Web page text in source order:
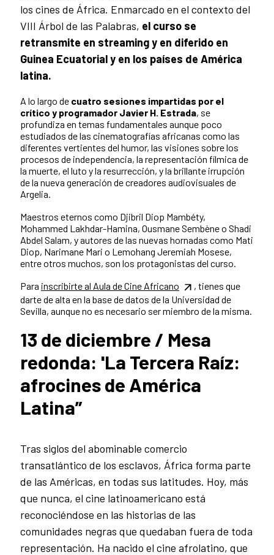
los cines de África. Enmarcado en el contexto del
VIII Árbol de las Palabras, el curso se
retransmite en streaming y en diferido en
Guinea Ecuatorial y en los países de América
latina.
A lo largo de cuatro sesiones impartidas por el
crítico y programador Javier H. Estrada, se
profundiza en temas fundamentales aunque poco
estudiados de las cinematografías africanas como las
diferentes vertientes del humor, las visiones sobre los
procesos de independencia, la representación fílmica de
la muerte, el luto y la resurrección, y la brillante irrupción
de la nueva generación de creadores audiovisuales de
Argelia.
Maestros eternos como Djibril Diop Mambéty,
Mohammed Lakhdar-Hamina, Ousmane Sembène o Shadi
Abdel Salam, y autores de las nuevas hornadas como Mati
Diop, Narimane Mari o Lemohang Jeremiah Mosese,
entre otros muchos, son los protagonistas del curso.
Para inscribirte al Aula de Cine Africano
, tienes que
darte de alta en la base de datos de la Universidad de
Sevilla, aunque no es necesario ser miembro de la misma.
13 de diciembre / Mesa
redonda: 'La Tercera Raíz:
afrocines de América
Latina”
Tras siglos del abominable comercio
transatlántico de los esclavos, África forma parte
de las Américas, en todas sus latitudes. Hoy, más
que nunca, el cine latinoamericano está
reconociéndose en las historias de las
comunidades negras que quedaban fuera de toda
representación. Ha nacido el cine afrolatino, que